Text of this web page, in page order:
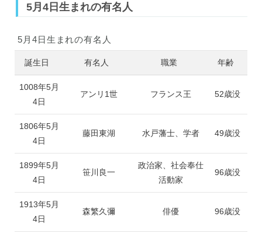
5月4日生まれの有名人
5月4日生まれの有名人
誕生日 有名人 職業 年齢
1008年5月
4日
アンリ1世 フランス王 52歳没
1806年5月
4日
藤田東湖 水戸藩士、学者 49歳没
1899年5月
4日
笹川良一
政治家、社会奉仕
活動家
96歳没
1913年5月
4日
森繁久彌 俳優 96歳没